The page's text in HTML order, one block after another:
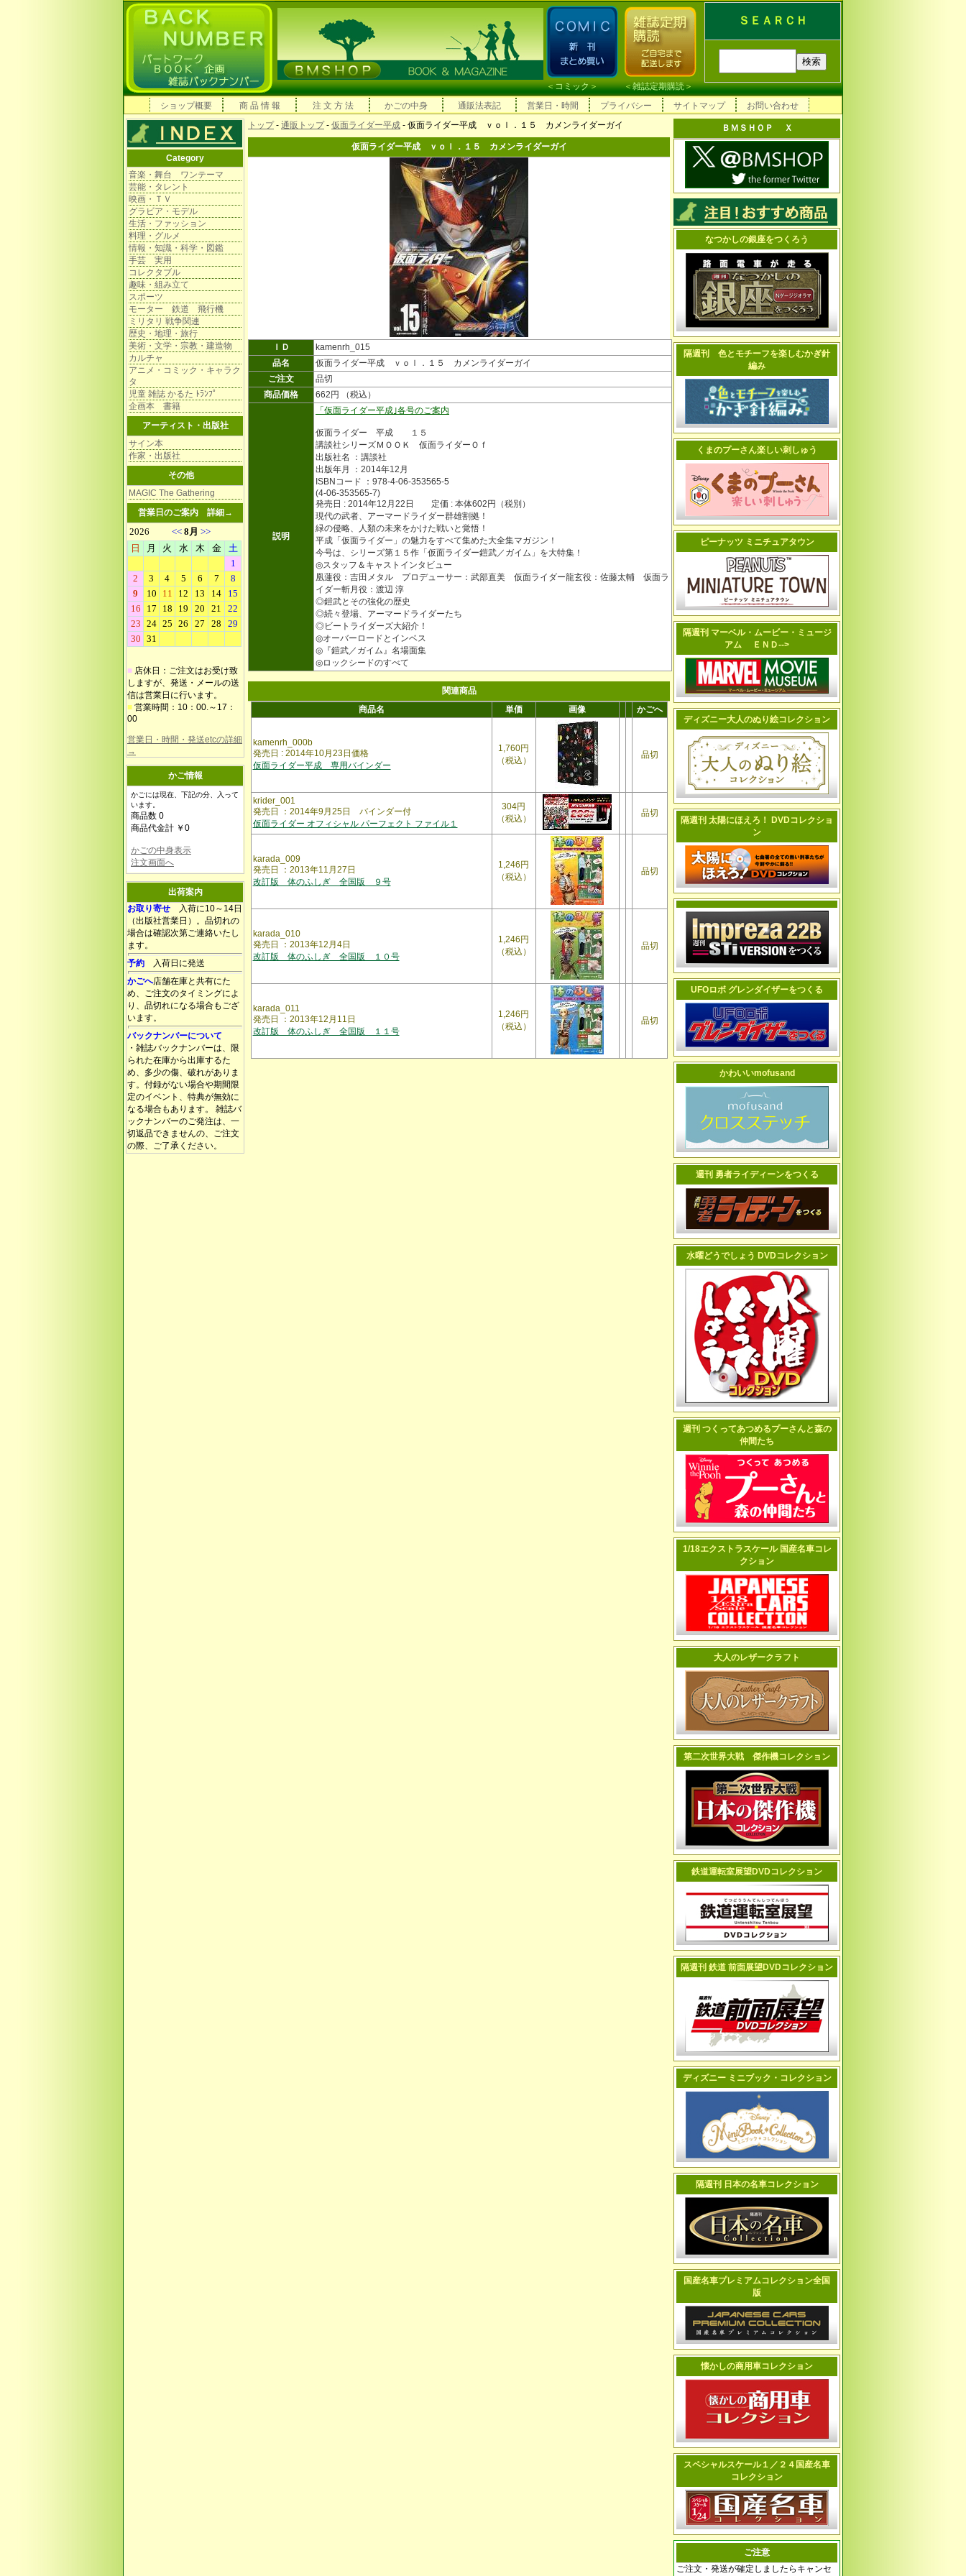
ＳＥＡＲＣＨ
＜コミック＞ ＜雑誌定期購読＞
ショップ概要
商 品 情 報 注 文 方 法 かごの中身 通販法表記 営業日・時間 プライバシー サイトマップ お問い合わせ
Category
音楽・舞台 ワンテーマ
芸能・タレント
映画・ＴＶ
グラビア・モデル
生活・ファッション
料理・グルメ
情報・知識・科学・図鑑
手芸 実用
コレクタブル
趣味・組み立て
スポーツ
モーター 鉄道 飛行機
ミリタリ 戦争関連
歴史・地理・旅行
美術・文学・宗教・建造物
カルチャ
アニメ・コミック・キャラク
タ
児童 雑誌 かるた ﾄﾗﾝﾌﾟ
企画本 書籍
アーティスト・出版社
サイン本
作家・出版社
その他
MAGIC The Gathering
営業日のご案内 詳細→
■ 店休日：ご注文はお受け致
しますが、発送・メールの送
信は営業日に行います。
■ 営業時間：10：00.～17：
00
営業日・時間・発送etcの詳細
→
かご情報
かごには現在、下記の分、入って
います。
商品数 0
商品代金計 ￥0
かごの中身表示
注文画面へ
出荷案内
お取り寄せ 入荷に10～14日
（出版社営業日）。品切れの
場合は確認次第ご連絡いたし
ます。
予約 入荷日に発送
かごへ店舗在庫と共有にた
め、ご注文のタイミングによ
り、品切れになる場合もござ
います。
バックナンバーについて
・雑誌バックナンバーは、限
られた在庫から出庫するた
め、多少の傷、破れがありま
す。付録がない場合や期間限
定のイベント、特典が無効に
なる場合もあります。 雑誌バ
ックナンバーのご発注は、一
切返品できませんの、ご注文
の際、ご了承ください。
トップ- 通販トップ- 仮面ライダー平成 - 仮面ライダー平成 ｖｏｌ．１５ カメンライダーガイ
仮面ライダー平成 ｖｏｌ．１５ カメンライダーガイ
ＩＤ
kamenrh_015
品名
仮面ライダー平成 ｖｏｌ．１５ カメンライダーガイ
ご注文
品切
商品価格
662円 （税込）
説明
「仮面ライダー平成｣各号のご案内
仮面ライダー 平成 １５
講談社シリーズＭＯＯＫ 仮面ライダーＯｆ
出版社名 ：講談社
出版年月 ：2014年12月
ISBNコード ：978-4-06-353565-5
(4-06-353565-7)
発売日 : 2014年12月22日 定価 : 本体602円（税別）
現代の武者、アーマードライダー群雄割拠！
緑の侵略、人類の未来をかけた戦いと覚悟！
平成「仮面ライダー」の魅力をすべて集めた大全集マガジン！
今号は、シリーズ第１５作「仮面ライダー鎧武／ガイム」を大特集！
◎スタッフ＆キャストインタビュー
凰蓮役：吉田メタル プロデューサー：武部直美 仮面ライダー龍玄役：佐藤太輔 仮面ラ
イダー斬月役：渡辺 淳
◎鎧武とその強化の歴史
◎続々登場、アーマードライダーたち
◎ビートライダーズ大紹介！
◎オーバーロードとインベス
◎『鎧武／ガイム』名場面集
◎ロックシードのすべて
関連商品
商品名
単価 画像 かごへ
kamenrh_000b
発売日 : 2014年10月23日価格
仮面ライダー平成 専用バインダー
1,760円
（税込）
品切
krider_001
発売日 ：2014年9月25日 バインダー付
仮面ライダー オフィシャル パーフェクト ファイル１
304円
（税込）
品切
karada_009
発売日 ：2013年11月27日
改訂版 体のふしぎ 全国版 ９号
1,246円
（税込）
品切
karada_010
発売日 ：2013年12月4日
改訂版 体のふしぎ 全国版 １０号
1,246円
（税込）
品切
karada_011
発売日 ：2013年12月11日
改訂版 体のふしぎ 全国版 １１号
1,246円
（税込）
品切
ＢＭＳＨＯＰ Ｘ
なつかしの銀座をつくろう
隔週刊 色とモチーフを楽しむかぎ針
編み
くまのプーさん楽しい刺しゅう
ピーナッツ ミニチュアタウン
隔週刊 マーベル・ムービー・ミュージ
アム ＥＮＤ-->
ディズニー大人のぬり絵コレクション
隔週刊 太陽にほえろ！ DVDコレクショ
ン
UFOロボ グレンダイザーをつくる
かわいいmofusand
週刊 勇者ライディーンをつくる
水曜どうでしょう DVDコレクション
週刊 つくってあつめるプーさんと森の
仲間たち
1/18エクストラスケール 国産名車コレ
クション
大人のレザークラフト
第二次世界大戦 傑作機コレクション
鉄道運転室展望DVDコレクション
隔週刊 鉄道 前面展望DVDコレクション
ディズニー ミニブック・コレクション
隔週刊 日本の名車コレクション
国産名車プレミアムコレクション全国
版
懐かしの商用車コレクション
スペシャルスケール１／２４国産名車
コレクション
ご注意
ご注文・発送が確定しましたらキャンセ